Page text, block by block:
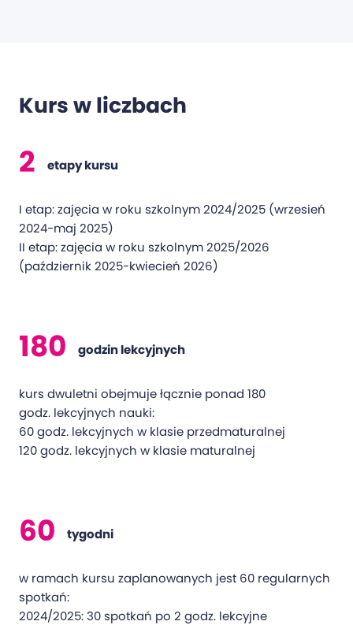
Kurs w liczbach
2 etapy kursu
I etap: zajęcia w roku szkolnym 2024/2025 (wrzesień
2024-maj 2025)
II etap: zajęcia w roku szkolnym 2025/2026
(październik 2025-kwiecień 2026)
180 godzin lekcyjnych
kurs dwuletni obejmuje łącznie ponad 180
godz. lekcyjnych nauki:
60 godz. lekcyjnych w klasie przedmaturalnej
120 godz. lekcyjnych w klasie maturalnej
60 tygodni
w ramach kursu zaplanowanych jest 60 regularnych
spotkań:
2024/2025: 30 spotkań po 2 godz. lekcyjne